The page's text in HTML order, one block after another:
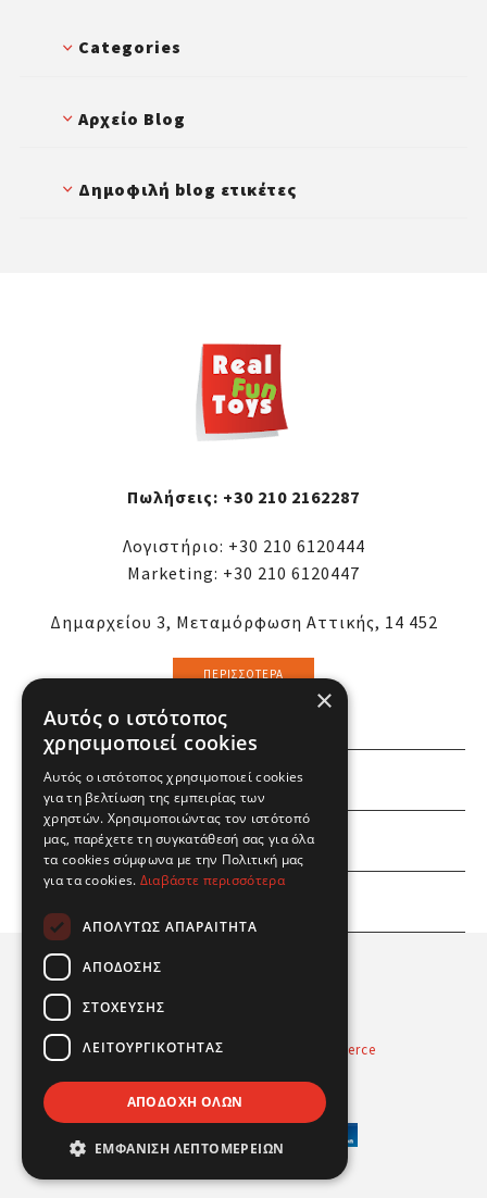
Categories
Αρχείο Blog
Δημοφιλή blog ετικέτες
Πωλήσεις: +30 210 2162287
Λογιστήριο: +30 210 6120444
Marketing: +30 210 6120447
Δημαρχείου 3, Μεταμόρφωση Αττικής, 14 452
ΠΕΡΙΣΣΌΤΕΡΑ
ΕΜΕΙΣ
ΕΣΕΙΣ
Powered byRadicode
nopCommerce
×
Αυτός ο ιστότοπος
χρησιμοποιεί cookies
Αυτός ο ιστότοπος χρησιμοποιεί cookies
για τη βελτίωση της εμπειρίας των
χρηστών. Χρησιμοποιώντας τον ιστότοπό
μας, παρέχετε τη συγκατάθεσή σας για όλα
τα cookies σύμφωνα με την Πολιτική μας
για τα cookies. Διαβάστε περισσότερα
ΑΠΟΛΎΤΩΣ ΑΠΑΡΑΊΤΗΤΑ
ΑΠΌΔΟΣΗΣ
ΣΤΌΧΕΥΣΗΣ
ΛΕΙΤΟΥΡΓΙΚΌΤΗΤΑΣ
ΑΠΟΔΟΧΉ ΌΛΩΝ
ΕΜΦΆΝΙΣΗ ΛΕΠΤΟΜΕΡΕΙΏΝ